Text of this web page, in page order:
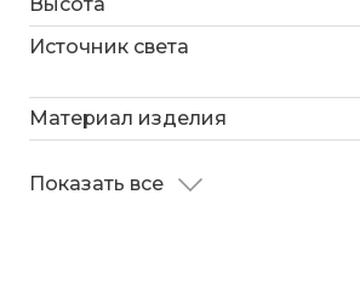
Источник света
Материал изделия
Показать все